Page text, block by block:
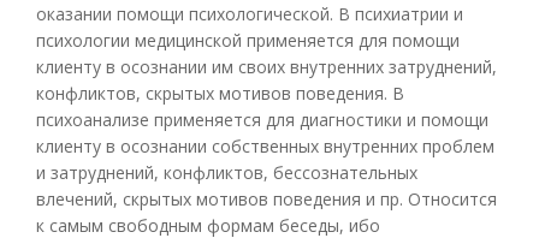
оказании помощи психологической. В психиатрии и
психологии медицинской применяется для помощи
клиенту в осознании им своих внутренних затруднений,
конфликтов, скрытых мотивов поведения. В
психоанализе применяется для диагностики и помощи
клиенту в осознании собственных внутренних проблем
и затруднений, конфликтов, бессознательных
влечений, скрытых мотивов поведения и пр. Относится
к самым свободным формам беседы, ибо